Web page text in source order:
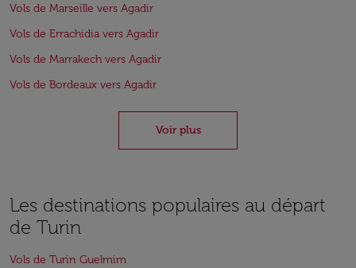
Vols de Marseille vers Agadir
Vols de Errachidia vers Agadir
Vols de Marrakech vers Agadir
Vols de Bordeaux vers Agadir
Voir plus
Les destinations populaires au départ
de Turin
Vols de Turin Guelmim